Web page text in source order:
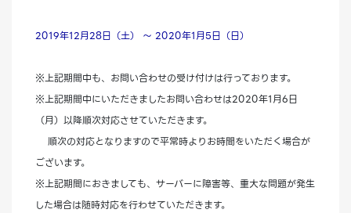
2019年12月28日（土） ～ 2020年1月5日（日）
※上記期間中も、お問い合わせの受け付けは行っております。
※上記期間中にいただきましたお問い合わせは2020年1月6日
（月）以降順次対応させていただきます。
順次の対応となりますので平常時よりお時間をいただく場合が
ございます。
※上記期間におきましても、サーバーに障害等、重大な問題が発生
した場合は随時対応を行わせていただきます。